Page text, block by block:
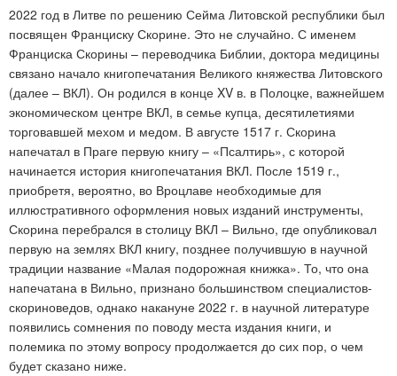
2022 год в Литве по решению Сейма Литовской республики был
посвящен Франциску Скорине. Это не случайно. С именем
Франциска Скорины – переводчика Библии, доктора медицины
связано начало книгопечатания Великого княжества Литовского
(далее – ВКЛ). Он родился в конце XV в. в Полоцке, важнейшем
экономическом центре ВКЛ, в семье купца, десятилетиями
торговавшей мехом и медом. В августе 1517 г. Скорина
напечатал в Праге первую книгу – «Псалтирь», с которой
начинается история книгопечатания ВКЛ. После 1519 г.,
приобретя, вероятно, во Вроцлаве необходимые для
иллюстративного оформления новых изданий инструменты,
Скорина перебрался в столицу ВКЛ – Вильно, где опубликовал
первую на землях ВКЛ книгу, позднее получившую в научной
традиции название «Малая подорожная книжка». То, что она
напечатана в Вильно, признано большинством специалистов-
скориноведов, однако накануне 2022 г. в научной литературе
появились сомнения по поводу места издания книги, и
полемика по этому вопросу продолжается до сих пор, о чем
будет сказано ниже.